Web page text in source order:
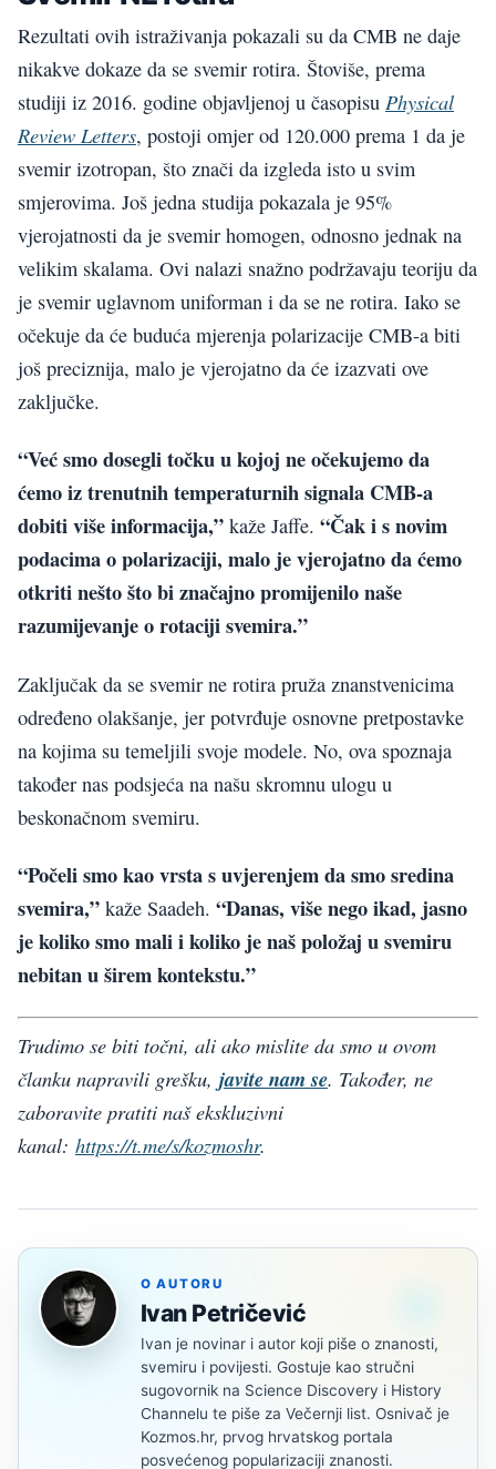
Rezultati ovih istraživanja pokazali su da CMB ne daje
nikakve dokaze da se svemir rotira. Štoviše, prema
studiji iz 2016. godine objavljenoj u časopisu Physical
Review Letters, postoji omjer od 120.000 prema 1 da je
svemir izotropan, što znači da izgleda isto u svim
smjerovima. Još jedna studija pokazala je 95%
vjerojatnosti da je svemir homogen, odnosno jednak na
velikim skalama. Ovi nalazi snažno podržavaju teoriju da
je svemir uglavnom uniforman i da se ne rotira. Iako se
očekuje da će buduća mjerenja polarizacije CMB-a biti
još preciznija, malo je vjerojatno da će izazvati ove
zaključke.
“Već smo dosegli točku u kojoj ne očekujemo da
ćemo iz trenutnih temperaturnih signala CMB-a
dobiti više informacija,” kaže Jaffe. “Čak i s novim
podacima o polarizaciji, malo je vjerojatno da ćemo
otkriti nešto što bi značajno promijenilo naše
razumijevanje o rotaciji svemira.”
Zaključak da se svemir ne rotira pruža znanstvenicima
određeno olakšanje, jer potvrđuje osnovne pretpostavke
na kojima su temeljili svoje modele. No, ova spoznaja
također nas podsjeća na našu skromnu ulogu u
beskonačnom svemiru.
“Počeli smo kao vrsta s uvjerenjem da smo sredina
svemira,” kaže Saadeh. “Danas, više nego ikad, jasno
je koliko smo mali i koliko je naš položaj u svemiru
nebitan u širem kontekstu.”
Trudimo se biti točni, ali ako mislite da smo u ovom
članku napravili grešku, javite nam se. Također, ne
zaboravite pratiti naš ekskluzivni
kanal: https://t.me/s/kozmoshr.
O AUTORU
Ivan Petričević
Ivan je novinar i autor koji piše o znanosti,
svemiru i povijesti. Gostuje kao stručni
sugovornik na Science Discovery i History
Channelu te piše za Večernji list. Osnivač je
Kozmos.hr, prvog hrvatskog portala
posvećenog popularizaciji znanosti.